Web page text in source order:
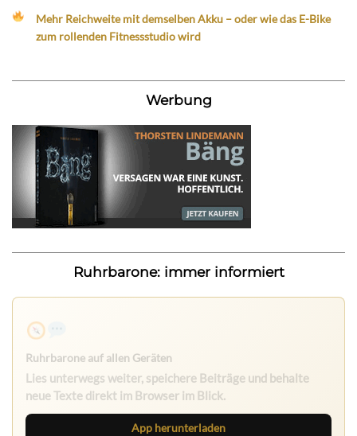
Mehr Reichweite mit demselben Akku – oder wie das E-Bike
zum rollenden Fitnessstudio wird
Werbung
Ruhrbarone: immer informiert
Ruhrbarone auf allen Geräten
Lies unterwegs weiter, speichere Beiträge und behalte
neue Texte direkt im Browser im Blick.
App herunterladen